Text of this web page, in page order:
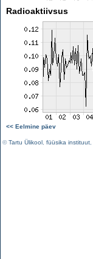
Radioaktiivsus
<< Eelmine päev
©Tartu Ülikool füüsika instituut